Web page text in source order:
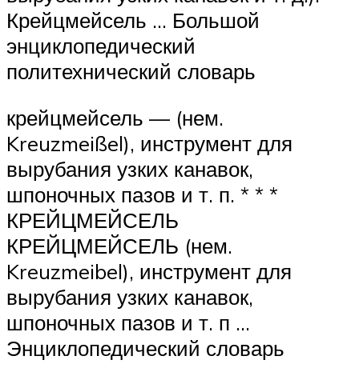
Крейцмейсель … Большой
энциклопедический
политехнический словарь
крейцмейсель — (нем.
Kreuzmeißel), инструмент для
вырубания узких канавок,
шпоночных пазов и т. п. * * *
КРЕЙЦМЕЙСЕЛЬ
КРЕЙЦМЕЙСЕЛЬ (нем.
Kreuzmeibel), инструмент для
вырубания узких канавок,
шпоночных пазов и т. п …
Энциклопедический словарь